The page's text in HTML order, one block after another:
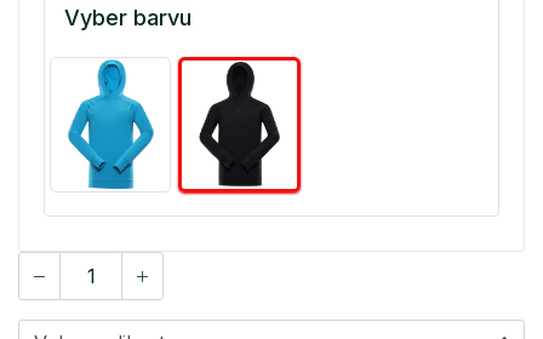
Vyber barvu